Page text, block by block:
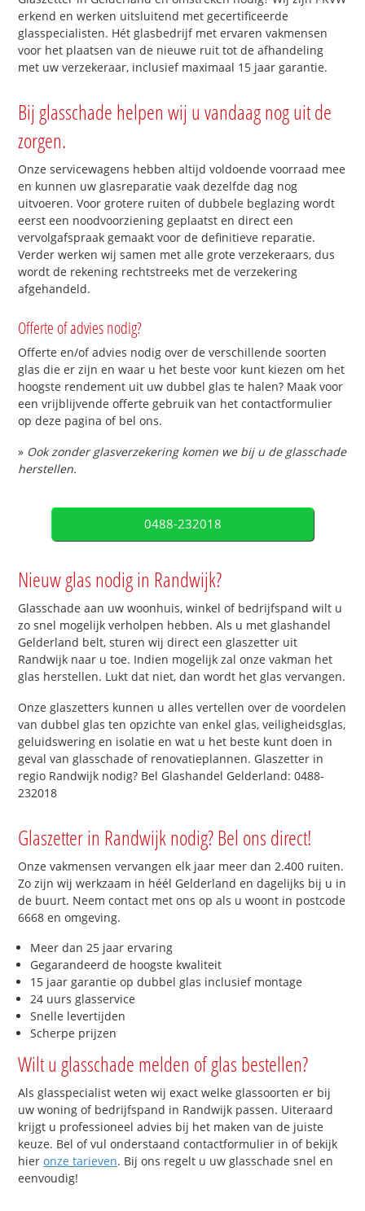
erkend en werken uitsluitend met gecertificeerde
glasspecialisten. Hét glasbedrijf met ervaren vakmensen
voor het plaatsen van de nieuwe ruit tot de afhandeling
met uw verzekeraar, inclusief maximaal 15 jaar garantie.
Bij glasschade helpen wij u vandaag nog uit de
zorgen.
Onze servicewagens hebben altijd voldoende voorraad mee
en kunnen uw glasreparatie vaak dezelfde dag nog
uitvoeren. Voor grotere ruiten of dubbele beglazing wordt
eerst een noodvoorziening geplaatst en direct een
vervolgafspraak gemaakt voor de definitieve reparatie.
Verder werken wij samen met alle grote verzekeraars, dus
wordt de rekening rechtstreeks met de verzekering
afgehandeld.
Offerte of advies nodig?
Offerte en/of advies nodig over de verschillende soorten
glas die er zijn en waar u het beste voor kunt kiezen om het
hoogste rendement uit uw dubbel glas te halen? Maak voor
een vrijblijvende offerte gebruik van het contactformulier
op deze pagina of bel ons.
» Ook zonder glasverzekering komen we bij u de glasschade
herstellen.
0488-232018
Nieuw glas nodig in Randwijk?
Glasschade aan uw woonhuis, winkel of bedrijfspand wilt u
zo snel mogelijk verholpen hebben. Als u met glashandel
Gelderland belt, sturen wij direct een glaszetter uit
Randwijk naar u toe. Indien mogelijk zal onze vakman het
glas herstellen. Lukt dat niet, dan wordt het glas vervangen.
Onze glaszetters kunnen u alles vertellen over de voordelen
van dubbel glas ten opzichte van enkel glas, veiligheidsglas,
geluidswering en isolatie en wat u het beste kunt doen in
geval van glasschade of renovatieplannen. Glaszetter in
regio Randwijk nodig? Bel Glashandel Gelderland: 0488-
232018
Glaszetter in Randwijk nodig? Bel ons direct!
Onze vakmensen vervangen elk jaar meer dan 2.400 ruiten.
Zo zijn wij werkzaam in héél Gelderland en dagelijks bij u in
de buurt. Neem contact met ons op als u woont in postcode
6668 en omgeving.
Meer dan 25 jaar ervaring
Gegarandeerd de hoogste kwaliteit
15 jaar garantie op dubbel glas inclusief montage
24 uurs glasservice
Snelle levertijden
Scherpe prijzen
Wilt u glasschade melden of glas bestellen?
Als glasspecialist weten wij exact welke glassoorten er bij
uw woning of bedrijfspand in Randwijk passen. Uiteraard
krijgt u professioneel advies bij het maken van de juiste
keuze. Bel of vul onderstaand contactformulier in of bekijk
hieronze tarieven. Bij ons regelt u uw glasschade snel en
eenvoudig!